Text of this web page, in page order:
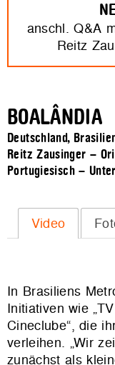
anschl. Q&A
Reitz
BOALÂNDIA
Deutschland,
Reitz Zausinger –
Portugiesisch –
Video
In Brasiliens
Initiativen wie
Cineclube“, die
verleihen. „Wir
zunächst als